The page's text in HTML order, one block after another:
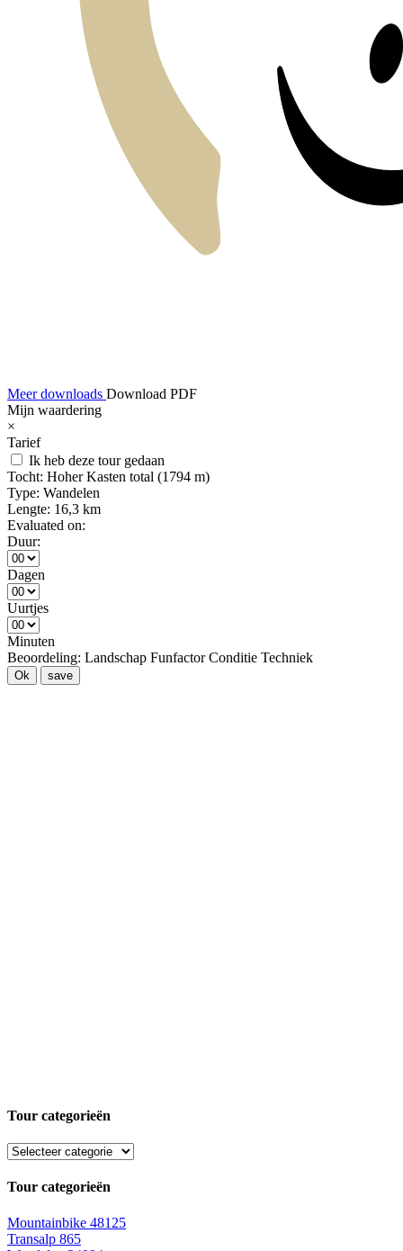
Meer downloads Download PDF
Mijn waardering
×
Tarief
Ik heb deze tour gedaan
Tocht: Hoher Kasten total (1794 m)
Type: Wandelen
Lengte: 16,3 km
Evaluated on:
Duur:
Dagen
Uurtjes
Minuten
Beoordeling: Landschap Funfactor Conditie Techniek
Ok save
Tour categorieën
Tour categorieën
Mountainbike 48125
Transalp 865